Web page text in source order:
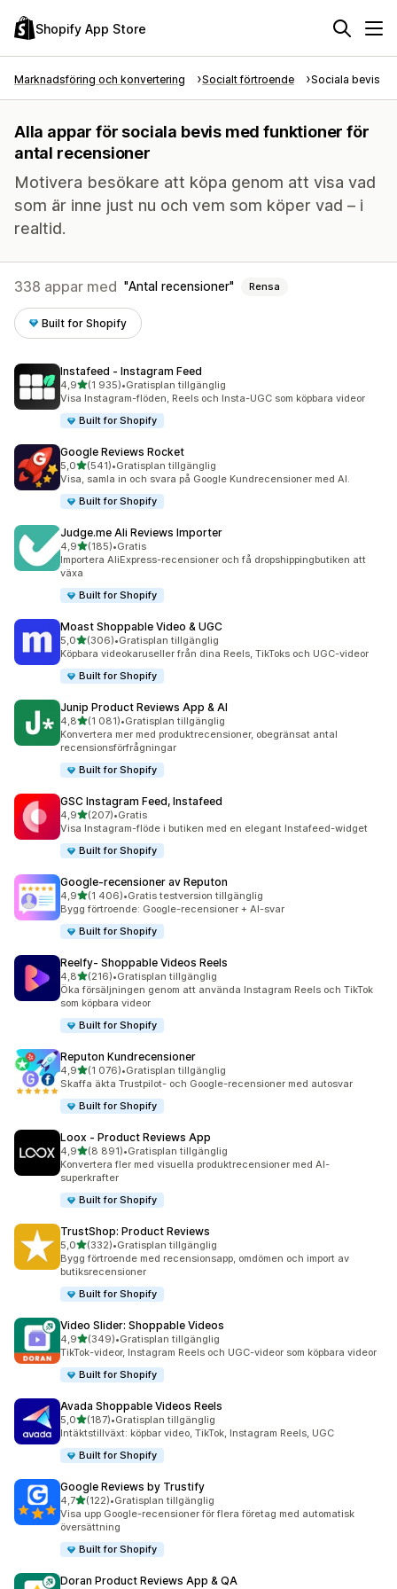
Shopify App Store
Marknadsföring och konvertering Socialt förtroende Sociala bevis
Alla appar för sociala bevis med funktioner för
antal recensioner
Motivera besökare att köpa genom att visa vad
som är inne just nu och vem som köper vad – i
realtid.
338 appar med Antal recensioner Rensa
Built for Shopify
Instafeed ‑ Instagram Feed
4,9av 5 stjärnor
(1 935)
1935 recensioner totalt
•Gratisplan tillgänglig
Visa Instagram-flöden, Reels och Insta-UGC som köpbara videor
Built for Shopify
Google Reviews Rocket
5,0av 5 stjärnor
(541)
541 recensioner totalt
•Gratisplan tillgänglig
Visa, samla in och svara på Google Kundrecensioner med AI.
Built for Shopify
Judge.me Ali Reviews Importer
4,9av 5 stjärnor
(185)
185 recensioner totalt
•Gratis
Importera AliExpress-recensioner och få dropshippingbutiken att
växa
Built for Shopify
Moast Shoppable Video & UGC
5,0av 5 stjärnor
(306)
306 recensioner totalt
•Gratisplan tillgänglig
Köpbara videokaruseller från dina Reels, TikToks och UGC-videor
Built for Shopify
Junip Product Reviews App & AI
4,8av 5 stjärnor
(1 081)
1081 recensioner totalt
•Gratisplan tillgänglig
Konvertera mer med produktrecensioner, obegränsat antal
recensionsförfrågningar
Built for Shopify
GSC Instagram Feed, Instafeed
4,9av 5 stjärnor
(207)
207 recensioner totalt
•Gratis
Visa Instagram-flöde i butiken med en elegant Instafeed-widget
Built for Shopify
Google‑recensioner av Reputon
4,9av 5 stjärnor
(1 406)
1406 recensioner totalt
•Gratis testversion tillgänglig
Bygg förtroende: Google-recensioner + AI-svar
Built for Shopify
Reelfy‑ Shoppable Videos Reels
4,8av 5 stjärnor
(216)
216 recensioner totalt
•Gratisplan tillgänglig
Öka försäljningen genom att använda Instagram Reels och TikTok
som köpbara videor
Built for Shopify
Reputon Kundrecensioner
4,9av 5 stjärnor
(1 076)
1076 recensioner totalt
•Gratisplan tillgänglig
Skaffa äkta Trustpilot- och Google-recensioner med autosvar
Built for Shopify
Loox ‑ Product Reviews App
4,9av 5 stjärnor
(8 891)
8891 recensioner totalt
•Gratisplan tillgänglig
Konvertera fler med visuella produktrecensioner med AI-
superkrafter
Built for Shopify
TrustShop: Product Reviews
5,0av 5 stjärnor
(332)
332 recensioner totalt
•Gratisplan tillgänglig
Bygg förtroende med recensionsapp, omdömen och import av
butiksrecensioner
Built for Shopify
Video Slider: Shoppable Videos
4,9av 5 stjärnor
(349)
349 recensioner totalt
•Gratisplan tillgänglig
TikTok-videor, Instagram Reels och UGC-videor som köpbara videor
Built for Shopify
Avada Shoppable Videos Reels
5,0av 5 stjärnor
(187)
187 recensioner totalt
•Gratisplan tillgänglig
Intäktstillväxt: köpbar video, TikTok, Instagram Reels, UGC
Built for Shopify
Google Reviews by Trustify
4,7av 5 stjärnor
(122)
122 recensioner totalt
•Gratisplan tillgänglig
Visa upp Google-recensioner för flera företag med automatisk
översättning
Built for Shopify
Doran Product Reviews App & QA